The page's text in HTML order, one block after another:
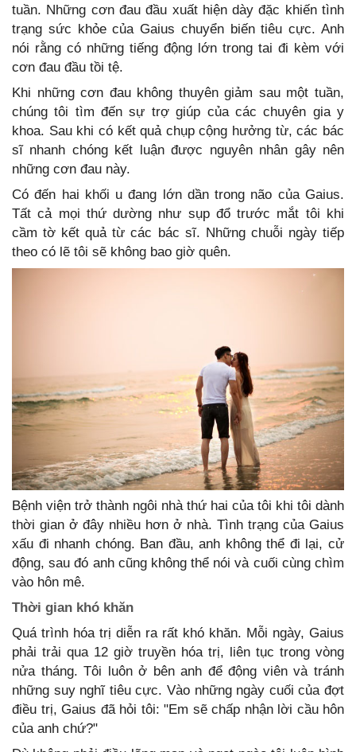
tuần. Những cơn đau đầu xuất hiện dày đặc khiến tình
trạng sức khỏe của Gaius chuyển biến tiêu cực. Anh
nói rằng có những tiếng động lớn trong tai đi kèm với
cơn đau đầu tồi tệ.
Khi những cơn đau không thuyên giảm sau một tuần,
chúng tôi tìm đến sự trợ giúp của các chuyên gia y
khoa. Sau khi có kết quả chụp cộng hưởng từ, các bác
sĩ nhanh chóng kết luận được nguyên nhân gây nên
những cơn đau này.
Có đến hai khối u đang lớn dần trong não của Gaius.
Tất cả mọi thứ dường như sụp đổ trước mắt tôi khi
cầm tờ kết quả từ các bác sĩ. Những chuỗi ngày tiếp
theo có lẽ tôi sẽ không bao giờ quên.
Bệnh viện trở thành ngôi nhà thứ hai của tôi khi tôi dành
thời gian ở đây nhiều hơn ở nhà. Tình trạng của Gaius
xấu đi nhanh chóng. Ban đầu, anh không thể đi lại, cử
động, sau đó anh cũng không thể nói và cuối cùng chìm
vào hôn mê.
Thời gian khó khăn
Quá trình hóa trị diễn ra rất khó khăn. Mỗi ngày, Gaius
phải trải qua 12 giờ truyền hóa trị, liên tục trong vòng
nửa tháng. Tôi luôn ở bên anh để động viên và tránh
những suy nghĩ tiêu cực. Vào những ngày cuối của đợt
điều trị, Gaius đã hỏi tôi: "Em sẽ chấp nhận lời cầu hôn
của anh chứ?"